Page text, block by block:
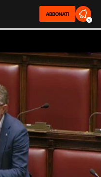
ABBONATI
2